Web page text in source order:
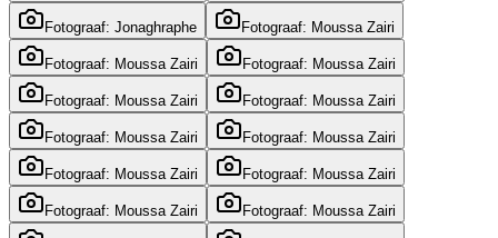
Fotograaf: Jonaghraphe Fotograaf: Moussa Zairi
Fotograaf: Moussa Zairi Fotograaf: Moussa Zairi
Fotograaf: Moussa Zairi Fotograaf: Moussa Zairi
Fotograaf: Moussa Zairi Fotograaf: Moussa Zairi
Fotograaf: Moussa Zairi Fotograaf: Moussa Zairi
Fotograaf: Moussa Zairi Fotograaf: Moussa Zairi